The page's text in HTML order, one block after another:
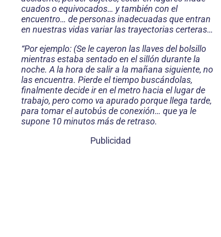
cuados o equivocados… y también con el
encuentro… de personas inadecuadas que entran
en nuestras vidas variar las trayectorias certeras…
“Por ejemplo: (Se le cayeron las llaves del bolsillo
mientras estaba sentado en el sillón durante la
noche. A la hora de salir a la mañana siguiente, no
las encuentra. Pierde el tiempo buscán­dolas,
finalmente decide ir en el metro hacia el lugar de
trabajo, pero como va apurado porque llega tarde,
para tomar el autobús de conexión… que ya le
supone 10 minutos más de retraso.
Publicidad